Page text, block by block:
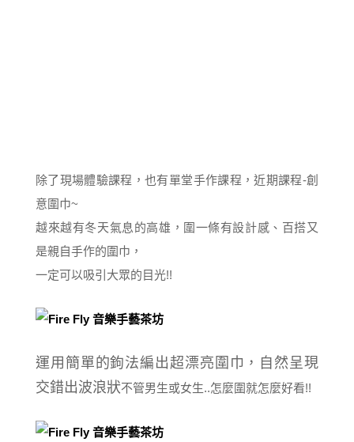
除了現場體驗課程，也有單堂手作課程，近期課程-創
意圍巾~
越來越有冬天氣息的高雄，圍一條有設計感、百搭又
是親自手作的圍巾，
一定可以吸引大眾的目光!!
運用簡單的鉤法編出超漂亮圍巾，自然呈現
交錯出波浪狀不管男生或女生..怎麼圍就怎麼好看!!